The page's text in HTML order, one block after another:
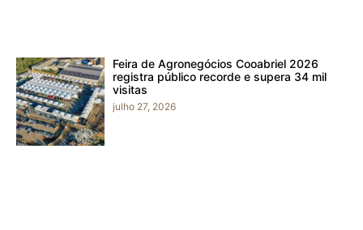
Feira de Agronegócios Cooabriel 2026
registra público recorde e supera 34 mil
visitas
julho 27, 2026